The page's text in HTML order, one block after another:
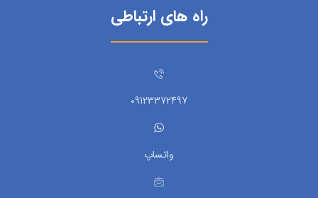
راه های ارتباطی
09123372497
واتساپ